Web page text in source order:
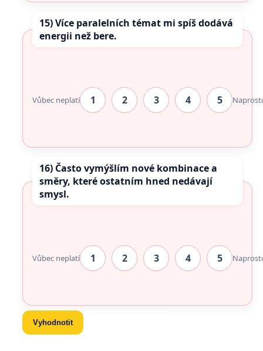
15) Více paralelních témat mi spíš dodává
energii než bere.
Vůbec neplatí 1 2 3 4 5
16) Často vymýšlím nové kombinace a
směry, které ostatním hned nedávají
smysl.
Vůbec neplatí 1 2 3 4 5
Vyhodnotit